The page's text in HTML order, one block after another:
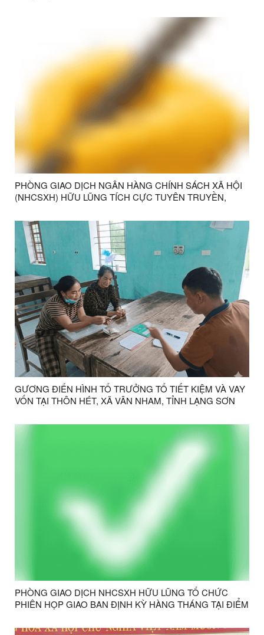
PHÒNG GIAO DỊCH NGÂN HÀNG CHÍNH SÁCH XÃ HỘI
(NHCSXH) HỮU LŨNG TÍCH CỰC TUYÊN TRUYỀN,
2026.
GƯƠNG ĐIỂN HÌNH TỔ TRƯỞNG TỔ TIẾT KIỆM VÀ VAY
VỐN TẠI THÔN HÉT, XÃ VÂN NHAM, TỈNH LẠNG SƠN
PHÒNG GIAO DỊCH NHCSXH HỮU LŨNG TỔ CHỨC
PHIÊN HỌP GIAO BAN ĐỊNH KỲ HÀNG THÁNG TẠI ĐIỂM